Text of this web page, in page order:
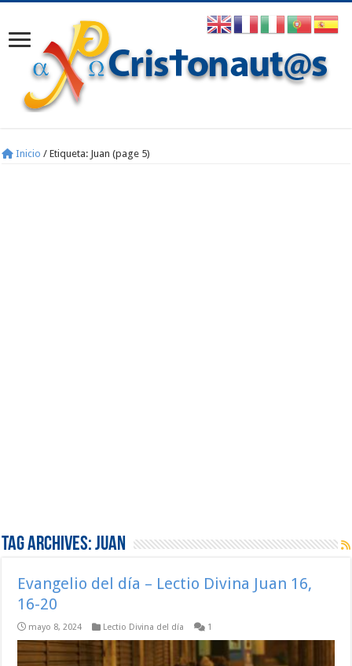
Inicio / Etiqueta: Juan (page 5)
Tag Archives:Juan
Evangelio del día – Lectio Divina Juan 16,
16-20
mayo 8, 2024 Lectio Divina del día 1